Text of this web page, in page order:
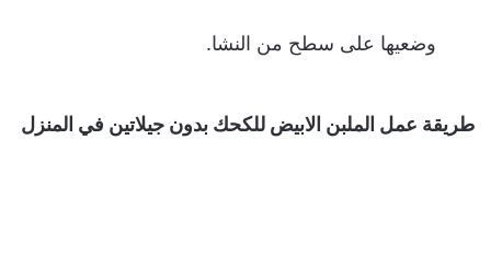
وضعيها على سطح من النشا.
طريقة عمل الملبن الابيض للكحك بدون جيلاتين في المنزل